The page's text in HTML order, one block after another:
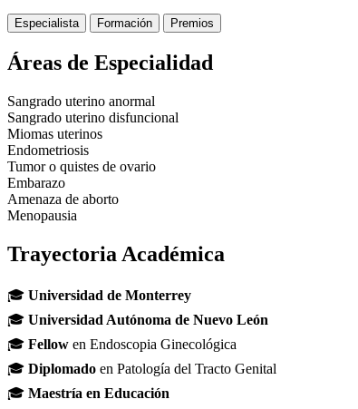
Especialista Formación Premios
Áreas de Especialidad
Sangrado uterino anormal
Sangrado uterino disfuncional
Miomas uterinos
Endometriosis
Tumor o quistes de ovario
Embarazo
Amenaza de aborto
Menopausia
Trayectoria Académica
🎓 Universidad de Monterrey
🎓 Universidad Autónoma de Nuevo León
🎓 Fellow en Endoscopia Ginecológica
🎓 Diplomado en Patología del Tracto Genital
🎓 Maestría en Educación